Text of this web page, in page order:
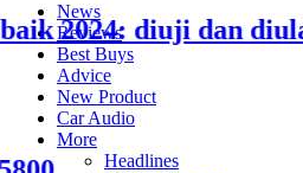
News
Reviews
Best Buys
Advice
New Product
Car Audio
More
Headlines
2024: diuji dan diulas